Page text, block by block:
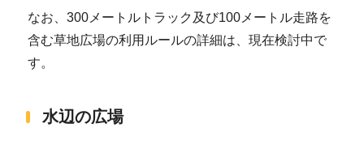
なお、300メートルトラック及び100メートル走路を
含む草地広場の利用ルールの詳細は、現在検討中で
す。
水辺の広場